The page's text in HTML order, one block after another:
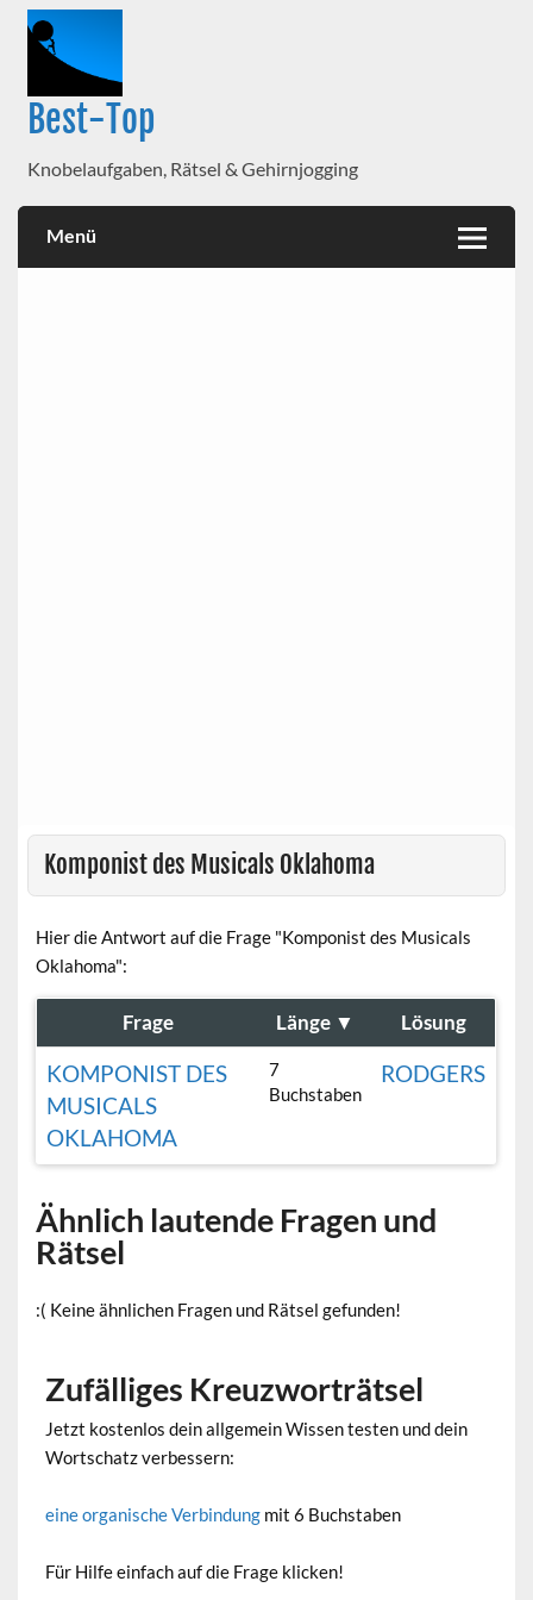
Best-Top
Knobelaufgaben, Rätsel & Gehirnjogging
Menü
Komponist des Musicals Oklahoma
Hier die Antwort auf die Frage "Komponist des Musicals
Oklahoma":
Frage Länge ▼ Lösung
KOMPONIST DES
MUSICALS
OKLAHOMA
7
Buchstaben
RODGERS
Ähnlich lautende Fragen und
Rätsel
:( Keine ähnlichen Fragen und Rätsel gefunden!
Zufälliges Kreuzworträtsel
Jetzt kostenlos dein allgemein Wissen testen und dein
Wortschatz verbessern:
eine organische Verbindung mit 6 Buchstaben
Für Hilfe einfach auf die Frage klicken!